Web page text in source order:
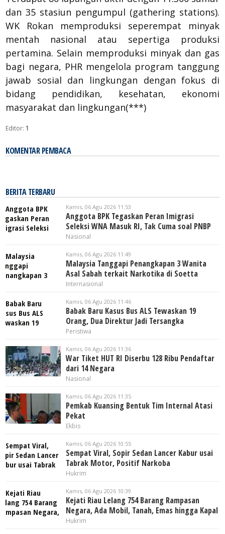
dan 35 stasiun pengumpul (gathering stations).
WK Rokan memproduksi seperempat minyak
mentah nasional atau sepertiga produksi
pertamina. Selain memproduksi minyak dan gas
bagi negara, PHR mengelola program tanggung
jawab sosial dan lingkungan dengan fokus di
bidang pendidikan, kesehatan, ekonomi
masyarakat dan lingkungan(***)
Editor:1
KOMENTAR PEMBACA
BERITA TERBARU
Kamis, 06 Agu 2026 11:53
Anggota BPK Tegaskan Peran Imigrasi
Seleksi WNA Masuk RI, Tak Cuma soal PNBP
Nasional
Kamis, 06 Agu 2026 11:49
Malaysia Tanggapi Penangkapan 3 Wanita
Asal Sabah terkait Narkotika di Soetta
Internasional
Kamis, 06 Agu 2026 11:46
Babak Baru Kasus Bus ALS Tewaskan 19
Orang, Dua Direktur Jadi Tersangka
Peristiwa
Kamis, 06 Agu 2026 11:36
War Tiket HUT RI Diserbu 128 Ribu Pendaftar
dari 14 Negara
Nasional
Kamis, 06 Agu 2026 11:35
Pemkab Kuansing Bentuk Tim Internal Atasi
Pekat
Ekbis
Kamis, 06 Agu 2026 10:55
Sempat Viral, Sopir Sedan Lancer Kabur usai
Tabrak Motor, Positif Narkoba
Hukrim
Kamis, 06 Agu 2026 10:39
Kejati Riau Lelang 754 Barang Rampasan
Negara, Ada Mobil, Tanah, Emas hingga Kapal
Hukrim